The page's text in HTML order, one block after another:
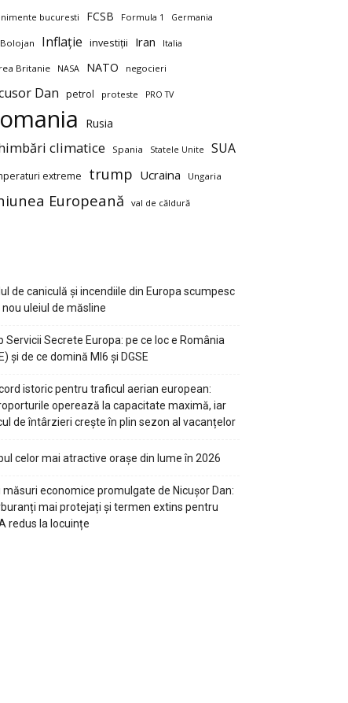
bucuresti FCSB Formula 1 Germania
Inflație investiții Iran Italia
Britanie NASA NATO negocieri
Dan petrol proteste PRO TV
Rusia
climatice Spania Statele Unite SUA
extreme trump Ucraina Ungaria
Europeană val de căldură
de caniculă și incendiile din Europa scumpesc
nou uleiul de măsline
Servicii Secrete Europa: pe ce loc e România
și de ce domină MI6 și DGSE
istoric pentru traficul aerian european:
operează la capacitate maximă, iar
de întârzieri crește în plin sezon al vacanțelor
celor mai atractive orașe din lume în 2026
măsuri economice promulgate de Nicușor Dan:
mai protejați și termen extins pentru
redus la locuințe